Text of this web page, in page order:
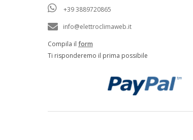
+39 3889720865
info@elettroclimaweb.it
Compila il form
Ti risponderemo il prima possibile